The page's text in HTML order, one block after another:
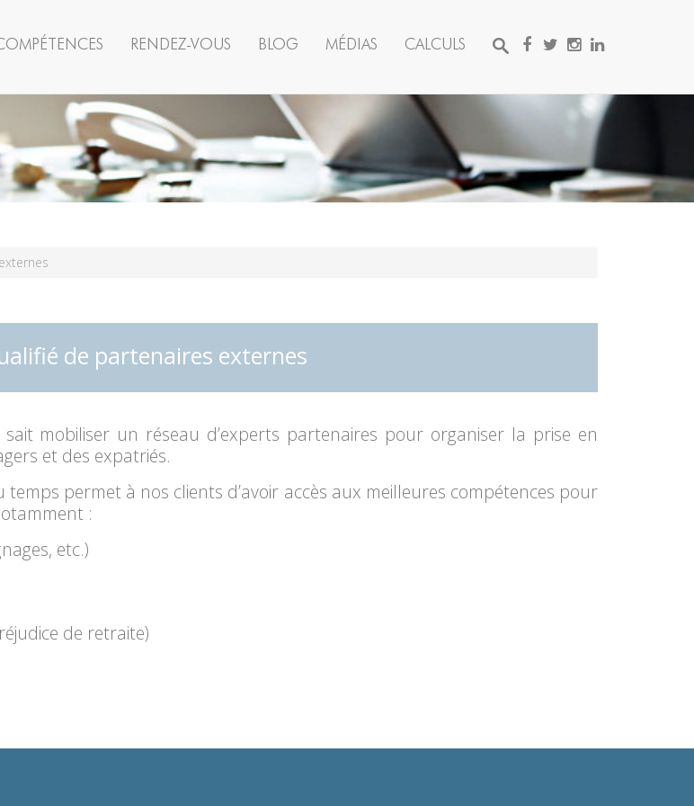
RENDEZ-VOUS BLOG MÉDIAS CALCULS
de partenaires externes
mobiliser un réseau d’experts partenaires pour organiser la prise en
et des expatriés.
permet à nos clients d’avoir accès aux meilleures compétences pour
:
etc.)
de retraite)